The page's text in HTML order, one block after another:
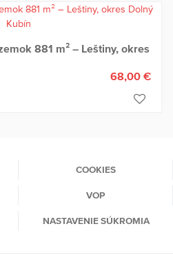
881 m² – Leštiny, okres
68,00 €
COOKIES
VOP
NASTAVENIE SÚKROMIA